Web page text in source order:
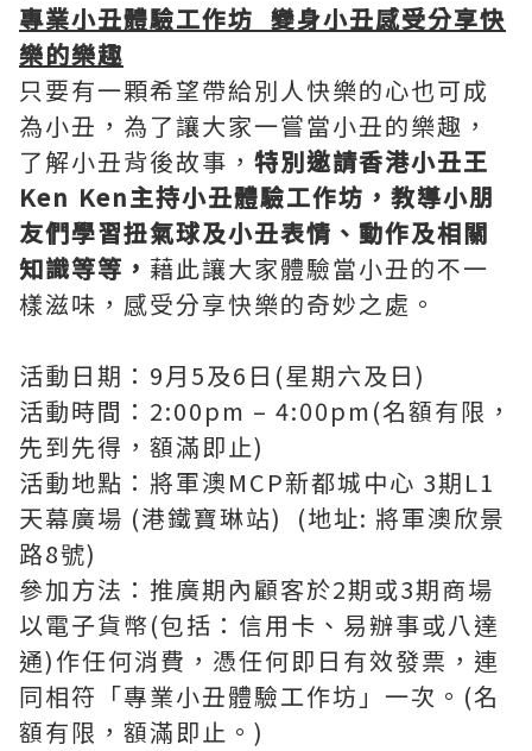
專業小丑體驗工作坊 變身小丑感受分享快
樂的樂趣
只要有一顆希望帶給別人快樂的心也可成
為小丑，為了讓大家一嘗當小丑的樂趣，
了解小丑背後故事， 特別邀請香港小丑王
Ken Ken主持小丑體驗工作坊，教導小朋
友們學習扭氣球及小丑表情、動作及相關
知識等等 ， 藉此讓大家體驗當小丑的不一
樣滋味，感受分享快樂的奇妙之處。
活動日期：9月5及6日(星期六及日)
活動時間：2:00pm – 4:00pm(名額有限，
先到先得，額滿即止)
活動地點：將軍澳MCP新都城中心 3期L1
天幕廣場 (港鐵寶琳站) (地址: 將軍澳欣景
路8號)
參加方法：推廣期內顧客於2期或3期商場
以電子貨幣(包括：信用卡、易辦事或八達
通)作任何消費，憑任何即日有效發票，連
同相符「專業小丑體驗工作坊」一次。(名
額有限，額滿即止。)